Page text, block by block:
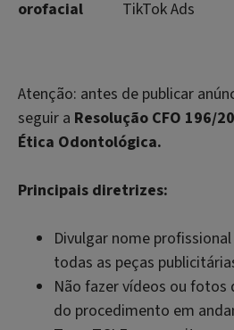
orofacial TikTok Ads
Atenção: antes de publicar
seguir a Resolução CFO 196/
Ética Odontológica.
Principais diretrizes:
Divulgar nome
todas as peças
Não fazer vídeos ou fotos
do procedimento em